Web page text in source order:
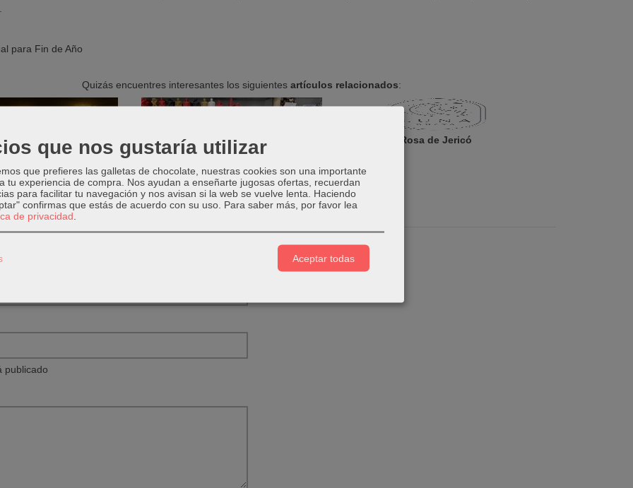
para Fin de Año
Quizás encuentres interesantes los siguientes artículos relacionados:
para Fin de Año
El color de las velas
Rosa de Jericó
resultados.
publicado
que nos gustaría utilizar
que prefieres las galletas de chocolate, nuestras cookies son una importante
tu experiencia de compra. Nos ayudan a enseñarte jugosas ofertas, recuerdan
para facilitar tu navegación y nos avisan si la web se vuelve lenta. Haciendo
confirmas que estás de acuerdo con su uso. Para saber más, por favor lea
de privacidad
Aceptar todas